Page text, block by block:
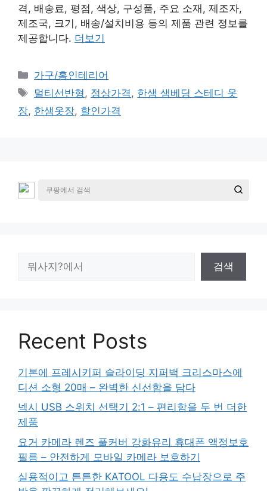
격, 배송료, 평점, 색상, 구성품, 주요 소재, 제조자,
제조국, 크기, 배송/설치비용 등의 제품 관련 정보를
제공합니다. 더보기
카
테
리
가구/홈인테리어
태
그
멀티선반형 , 정상가격 , 한샘 샘베딩 스테디 옷
장, 한샘옷장, 할인가격
검색
Recent Posts
기본에 프레시키퍼 슬라이딩 지퍼백 크리스마스에
디션 소형 20매 – 완벽한 신선함을 담다
넥시 USB 스위치 선택기 2:1 – 편리함을 두 번 더한
제품
요거 카메라 렌즈 풀커버 강화유리 휴대폰 액정보호
필름 – 안전하게 모바일 카메라 보호하기
실용적이고 튼튼한 KATOOL 다용도 수납장으로 주